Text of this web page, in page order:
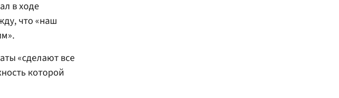
в ходе
что «наш
«сделают все
которой